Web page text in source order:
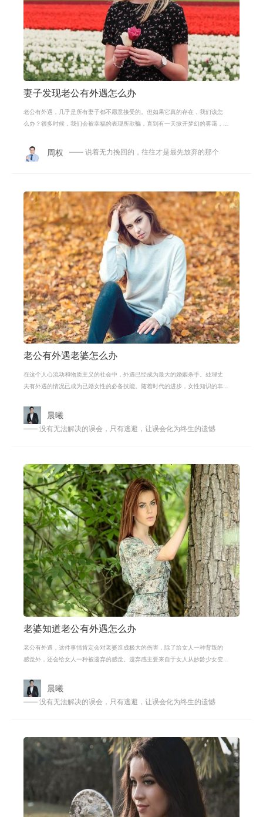
妻子发现老公有外遇怎么办
老公有外遇，几乎是所有妻子都不愿意接受的。但如果它真的存在，我们该怎
么办？很多时候，我们会被幸福的表现所欺骗，直到有一天掀开梦幻的雾霭，
周权 —— 说着无力挽回的，往往才是最先放弃的那个
老公有外遇老婆怎么办
在这个人心流动和物质主义的社会中，外遇已经成为最大的婚姻杀手。处理丈
夫有外遇的情况已成为已婚女性的必备技能。随着时代的进步，女性知识的丰
晨曦
—— 没有无法解决的误会，只有逃避，让误会化为终生的遗憾
老婆知道老公有外遇怎么办
老公有外遇，这件事情肯定会对老婆造成极大的伤害，除了给女人一种背叛的
感觉外，还会给女人一种被遗弃的感觉。遗弃感主要来自于女人从妙龄少女变
晨曦
—— 没有无法解决的误会，只有逃避，让误会化为终生的遗憾